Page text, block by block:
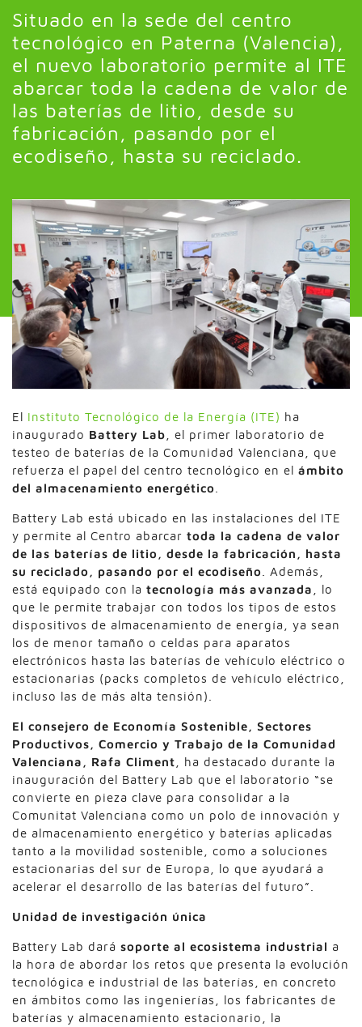
Situado en la sede del centro
tecnológico en Paterna (Valencia),
el nuevo laboratorio permite al ITE
abarcar toda la cadena de valor de
las baterías de litio, desde su
fabricación, pasando por el
ecodiseño, hasta su reciclado.
El Instituto Tecnológico de la Energía (ITE) ha
inaugurado Battery Lab , el primer laboratorio de
testeo de baterías de la Comunidad Valenciana, que
refuerza el papel del centro tecnológico en el ámbito
del almacenamiento energético
Battery Lab está ubicado en las instalaciones del ITE
y permite al Centro abarcar toda la cadena de valor
de las baterías de litio, desde la fabricación, hasta
su reciclado , pasando por el ecodiseño
. Además,
está equipado con la tecnología más avanzada
, lo
que le permite trabajar con todos los tipos de estos
dispositivos de almacenamiento de energía, ya sean
los de menor tamaño o celdas para aparatos
electrónicos hasta las baterías de vehículo eléctrico o
estacionarias (packs completos de vehículo eléctrico,
incluso las de más alta tensión).
El consejero de Economía Sostenible, Sectores
Productivos, Comercio y Trabajo de la Comunidad
Valenciana, Rafa Climent , ha destacado durante la
inauguración del Battery Lab que el laboratorio “se
convierte en pieza clave para consolidar a la
Comunitat Valenciana como un polo de innovación y
de almacenamiento energético y baterías aplicadas
tanto a la movilidad sostenible, como a soluciones
estacionarias del sur de Europa, lo que ayudará a
acelerar el desarrollo de las baterías del futuro”.
Unidad de investigación única
Battery Lab dará soporte al ecosistema industrial a
la hora de abordar los retos que presenta la evolución
tecnológica e industrial de las baterías, en concreto
en ámbitos como las ingenierías, los fabricantes de
baterías y almacenamiento estacionario, la